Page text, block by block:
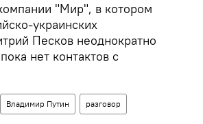
"Мир", в котором
украинских
Песков неоднократно
нет контактов с
Владимир Путин разговор